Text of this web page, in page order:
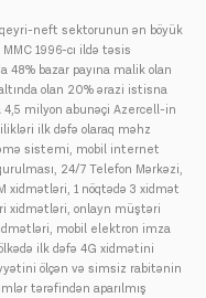
neft sektorunun ən böyük
1996-cı ildə təsis
48% bazar payına malik olan
olan 20% ərazi istisna
4,5 milyon abunəçi Azercell-in
ilk dəfə olaraq məhz
sistemi, mobil internet
24/7 Telefon Mərkəzi,
xidmətləri, 1 nöqtədə 3 xidmət
xidmətləri, onlayn müştəri
mobil elektron imza
ilk dəfə 4G xidmətini
ölçən və simsiz rabitənin
tərəfindən aparılmış